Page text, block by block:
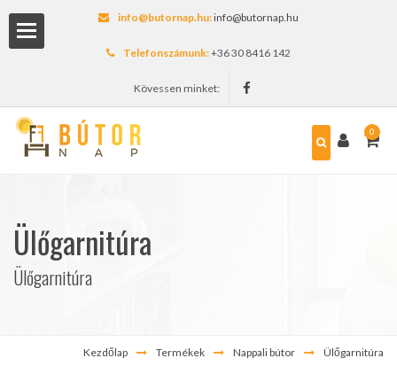
info@butornap.hu:info@butornap.hu
Telefonszámunk:+36 30 8416 142
Kövessen minket:
0
Ülőgarnitúra
Ülőgarnitúra
Kezdőlap Termékek Nappali bútor Ülőgarnitúra